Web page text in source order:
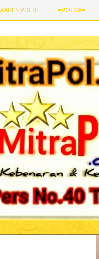
POLRI =POLDA=